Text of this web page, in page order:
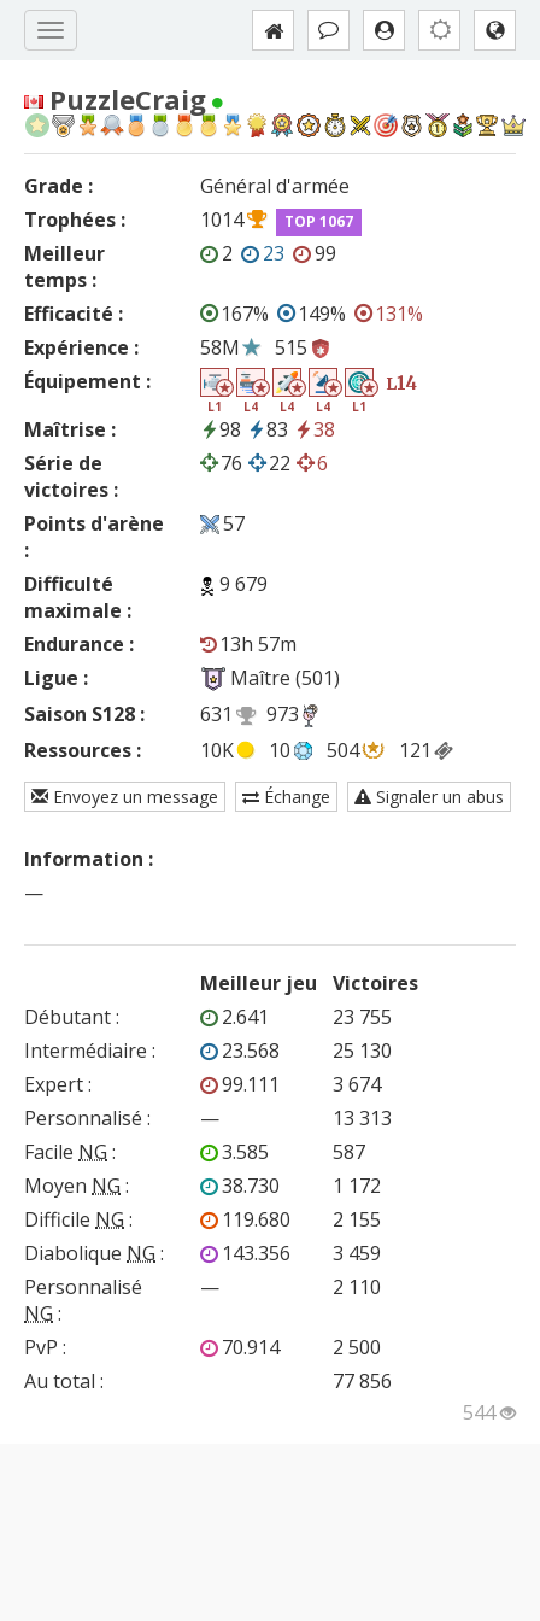
PuzzleCraig
Grade :
Général d'armée
Trophées :
1014 TOP 1067
Meilleur
temps :
2 23 99
Efficacité : 167% 149%
131%
Expérience :
58M
515
Équipement :
L1 L4 L4 L4 L1
L14
Maîtrise : 98 83
38
Série de
victoires :
76 22 6
Points d'arène
:
57
Difficulté
maximale :
9 679
Endurance :
13h 57m
Ligue :
Maître (501)
Saison S128 :
631
973
Ressources :
10K 10 504 121
Envoyez un message Échange Signaler un abus
Information :
—
Meilleur jeu
Victoires
Débutant: 2.641
23 755
Intermédiaire : 23.568
25 130
Expert: 99.111
3 674
Personnalisé : —
13 313
Facile NG : 3.585
587
Moyen NG : 38.730
1 172
Difficile NG : 119.680
2 155
Diabolique NG : 143.356
3 459
Personnalisé
NG :
— 2 110
PvP : 70.914
2 500
Au total :
77 856
544